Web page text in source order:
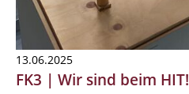
13.06.2025
FK3 | Wir sind beim HIT!